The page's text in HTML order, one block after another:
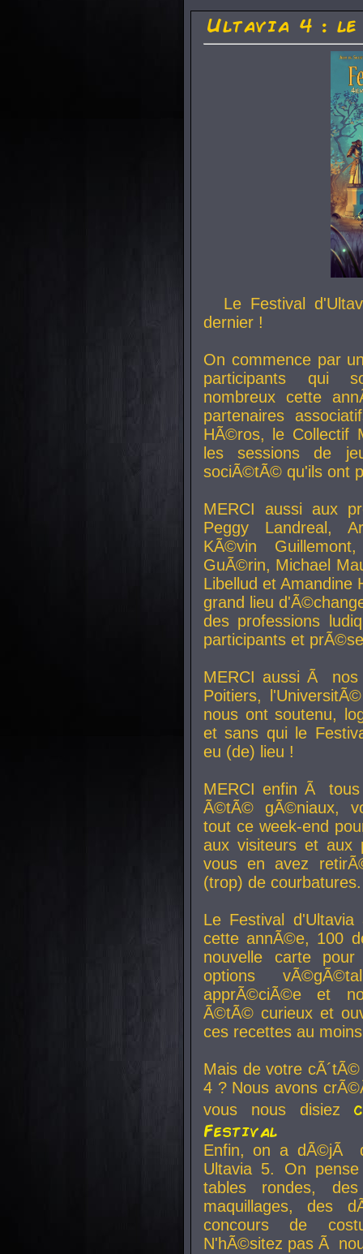
Ultavia 4 :
Le Festival
dernier !
On commence par
participants qui
nombreux cette
partenaires
HÃ©ros, le Collectif
les sessions de
sociÃ©tÃ© qu'ils ont
MERCI aussi aux
Peggy Landreal,
KÃ©vin
GuÃ©rin, Michael
Libellud et Amandine
grand lieu
des professions
participants et
MERCI aussi Ã nos
Poitiers,
nous ont soutenu,
et sans qui le
eu (de) lieu !
MERCI enfin Ã
Ã©tÃ© gÃ©niaux,
tout ce week-end
aux visiteurs et aux
vous en avez
(trop) de courbatures.
Le Festival
cette annÃ©e, 100
nouvelle carte
options
apprÃ©ciÃ©e et
Ã©tÃ© curieux et
ces recettes au
Mais de votre
4 ? Nous avons
vous nous disiez
Festival
Enfin, on a dÃ©jÃ
Ultavia 5. On
tables rondes,
maquillages, des
concours de
N'hÃ©sitez pas Ã